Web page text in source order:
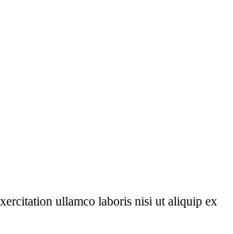
ullamco laboris nisi ut aliquip ex